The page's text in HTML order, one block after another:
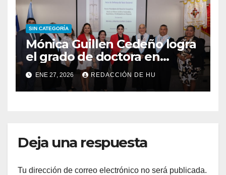
SIN CATEGORÍA
Mónica Guillen Cedeño logra
el grado de doctora en
Derecho
ENE 27, 2026 REDACCIÓN DE HU
Deja una respuesta
Tu dirección de correo electrónico no será publicada.